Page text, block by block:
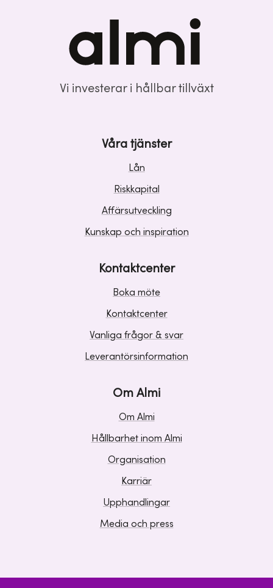
Vi investerar i hållbar tillväxt
Våra tjänster
Lån
Riskkapital
Affärsutveckling
Kunskap och inspiration
Kontaktcenter
Boka möte
Kontaktcenter
Vanliga frågor & svar
Leverantörsinformation
Om Almi
Om Almi
Hållbarhet inom Almi
Organisation
Karriär
Upphandlingar
Media och press